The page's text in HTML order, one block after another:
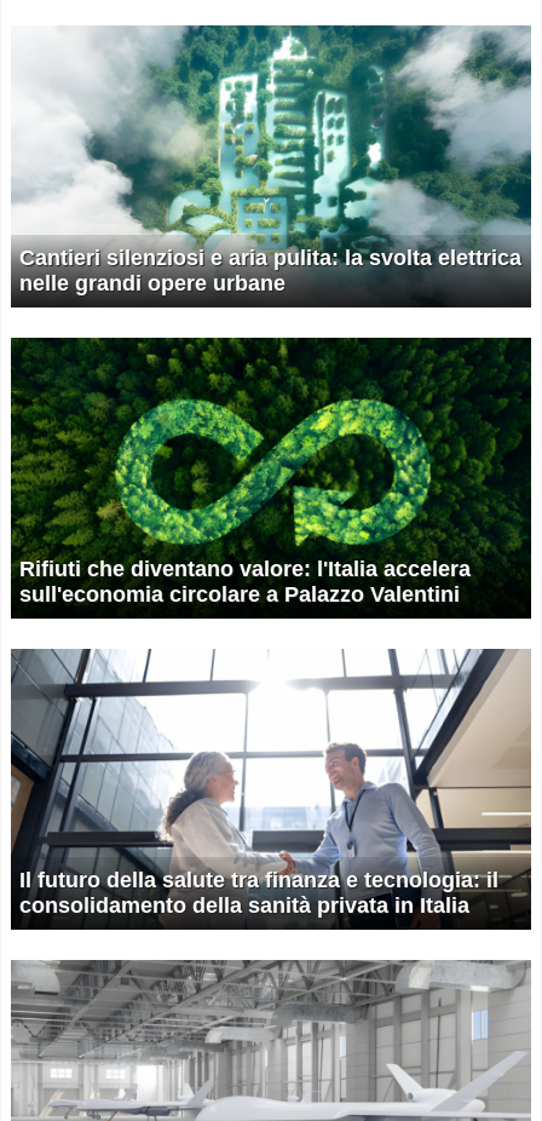
Cantieri silenziosi e aria pulita: la svolta elettrica
nelle grandi opere urbane
Rifiuti che diventano valore: l'Italia accelera
sull'economia circolare a Palazzo Valentini
Il futuro della salute tra finanza e tecnologia: il
consolidamento della sanità privata in Italia